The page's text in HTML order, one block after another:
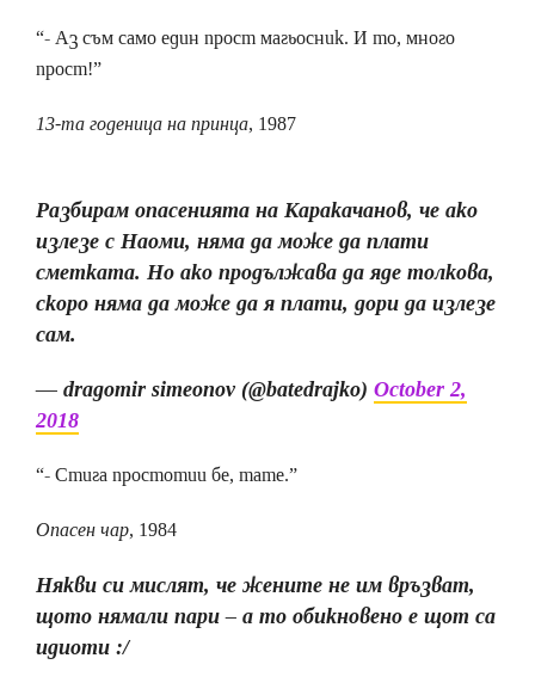
“- Аз съм само един прост магьосник. И то, много
прост!”
13-та годеница на принца, 1987
Разбирам опасенията на Каракачанов, че ако
излезе с Наоми, няма да може да плати
сметката. Но ако продължава да яде толкова,
скоро няма да може да я плати, дори да излезе
сам.
— dragomir simeonov (@batedrajko) October 2,
2018
“- Стига простотии бе, тате.”
Опасен чар, 1984
Някви си мислят, че жените не им връзват,
щото нямали пари – а то обикновено е щот са
идиоти :/